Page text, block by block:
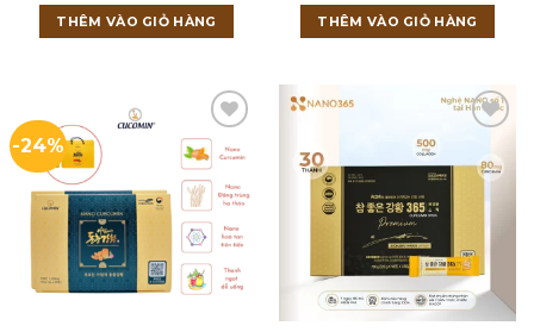
Quốc Loại 105 Tuýp × 2g
là:
11.200.000 ₫.
tại
là:
7.000.000 ₫.
THÊM VÀO GIỎ HÀNG
Quốc Loại 30 Tuýp × 2g
3.120.000 ₫.
THÊM VÀO GIỎ HÀNG
-24%